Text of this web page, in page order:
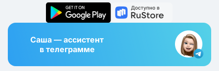
Саша — ассистент
в телеграмме